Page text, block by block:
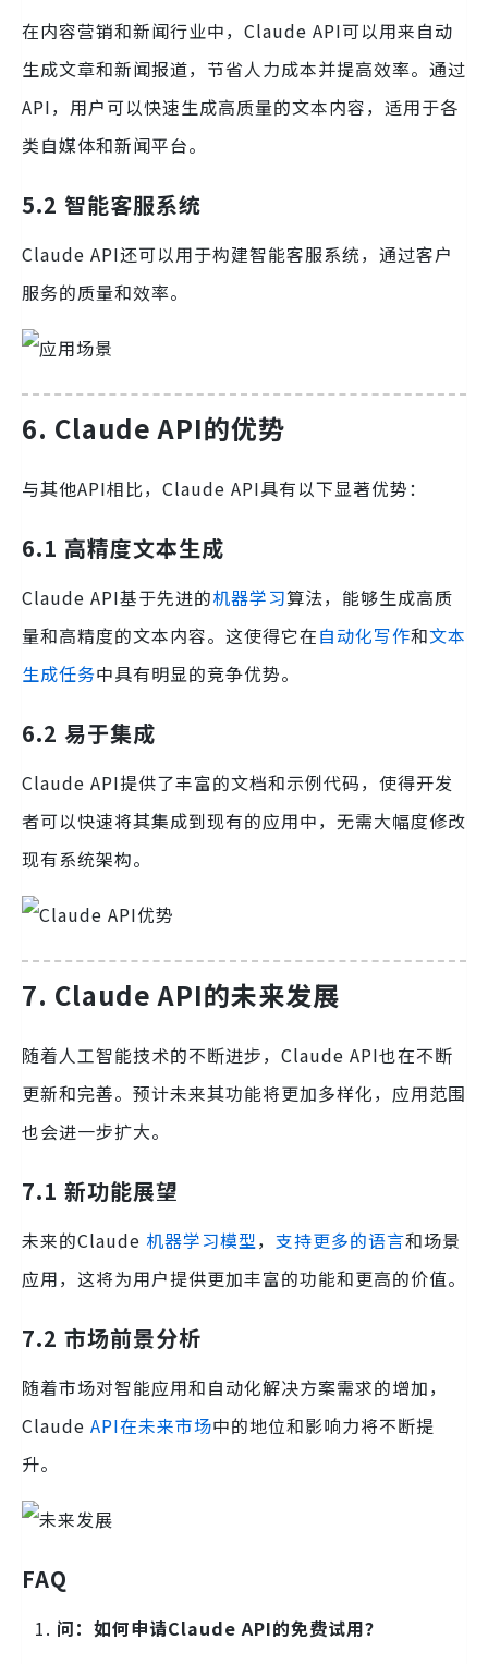
在内容营销和新闻行业中，Claude API可以用来自动
生成文章和新闻报道，节省人力成本并提高效率。通过
API，用户可以快速生成高质量的文本内容，适用于各
类自媒体和新闻平台。
5.2 智能客服系统
Claude API还可以用于构建智能客服系统，通过客户
服务的质量和效率。
6. Claude API的优势
与其他API相比，Claude API具有以下显著优势：
6.1 高精度文本生成
Claude API基于先进的机器学习算法，能够生成高质
量和高精度的文本内容。这使得它在自动化写作和文本
生成任务中具有明显的竞争优势。
6.2 易于集成
Claude API提供了丰富的文档和示例代码，使得开发
者可以快速将其集成到现有的应用中，无需大幅度修改
现有系统架构。
7. Claude API的未来发展
随着人工智能技术的不断进步，Claude API也在不断
更新和完善。预计未来其功能将更加多样化，应用范围
也会进一步扩大。
7.1 新功能展望
未来的Claude 机器学习模型， 支持更多的语言和场景
应用，这将为用户提供更加丰富的功能和更高的价值。
7.2 市场前景分析
随着市场对智能应用和自动化解决方案需求的增加，
Claude API在未来市场中的地位和影响力将不断提
升。
FAQ
问：如何申请Claude API的免费试用？